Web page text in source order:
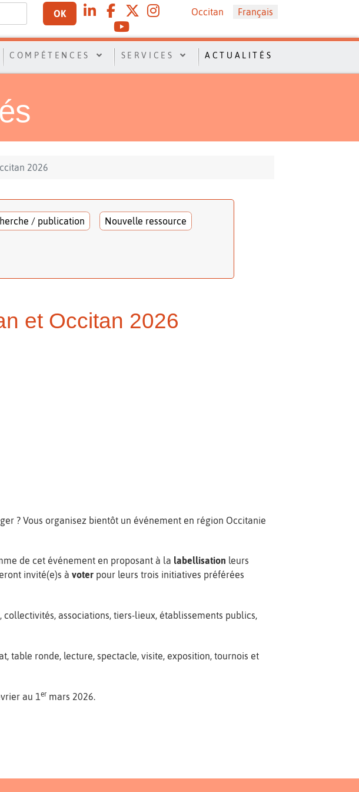
OK Sélectionnez votre langue
Occitan Français
COMPÉTENCES SERVICES ACTUALITÉS
2026
/ publication Nouvelle ressource
et Occitan 2026
? Vous organisez bientôt un événement en région Occitanie
de cet événement en proposant à la labellisation leurs
invité(e)s àvoter pour leurs trois initiatives préférées
associations, tiers-lieux, établissements publics,
table ronde, lecture, spectacle, visite, exposition, tournois et
au 1er mars 2026.